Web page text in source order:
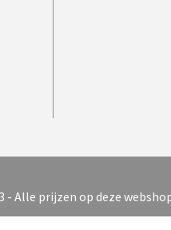
Alle prijzen op deze